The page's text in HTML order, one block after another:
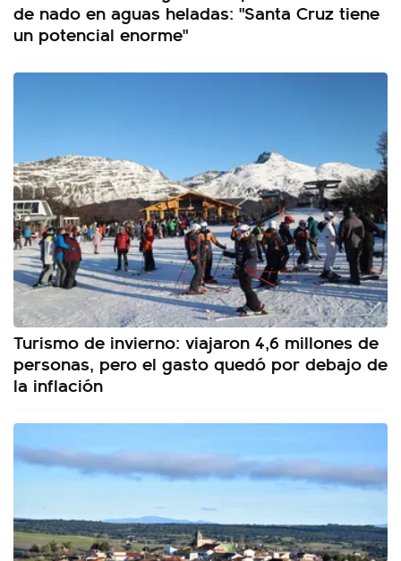
de nado en aguas heladas: "Santa Cruz tiene
un potencial enorme"
Turismo de invierno: viajaron 4,6 millones de
personas, pero el gasto quedó por debajo de
la inflación